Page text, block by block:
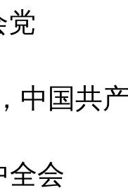
家
中国共
四